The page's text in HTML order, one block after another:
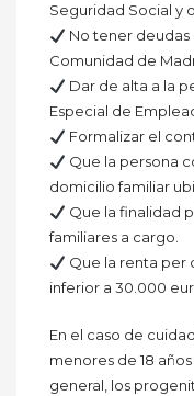
Seguridad Social y
No tener
Comunidad de
Dar de alta a la
Especial de
Formalizar el
Que la persona
domicilio familiar
Que la finalidad
familiares a cargo.
Que la renta per
inferior a 30.000
En el caso de
menores de 18
general, los